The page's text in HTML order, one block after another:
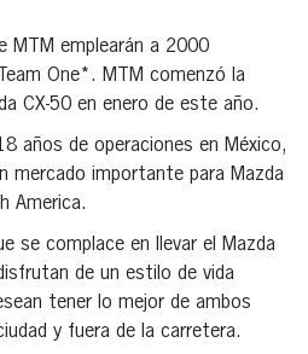
MTM emplearán a 2000
One*. MTM comenzó la
CX-50 en enero de este año.
años de operaciones en México,
mercado importante para Mazda
America.
se complace en llevar el Mazda
de un estilo de vida
tener lo mejor de ambos
y fuera de la carretera.